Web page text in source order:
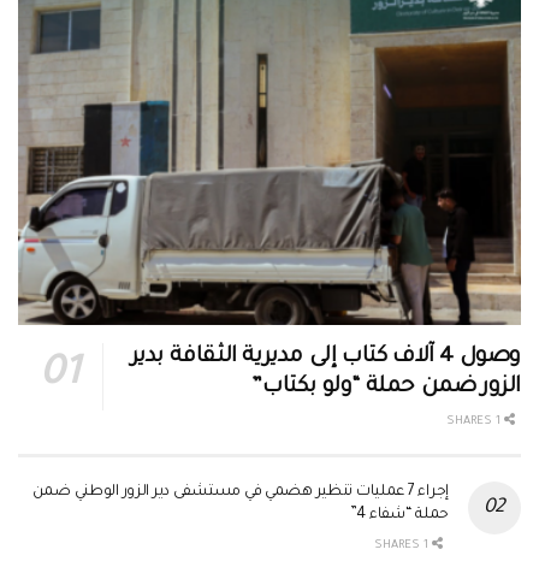
وصول 4 آلاف كتاب إلى مديرية الثقافة بدير
الزور ضمن حملة “ولو بكتاب”
إجراء 7 عمليات تنظير هضمي في مستشفى دير الزور الوطني ضمن
حملة “شفاء 4”